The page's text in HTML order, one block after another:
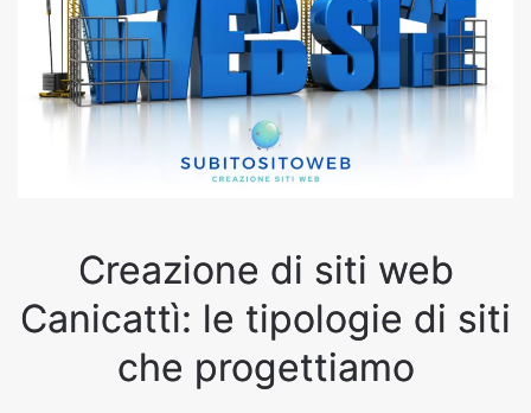
Creazione di siti web
Canicattì: le tipologie di siti
che progettiamo